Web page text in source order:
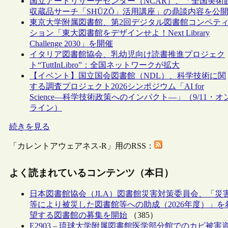
収蔵品サーチ「SHŪZŌ」活用講座」の鼎談内容を公開
東京大学附属図書館、第2回デジタル図書館コンペティ
ション「東大図書館をデザインせよ！Next Library
Challenge 2030」を開催
イタリア図書館協会、乳幼児向け読書推進プロジェク
ト“TuttInLibro”：全国ネットワークが拡大
【イベント】国立国会図書館（NDL）、科学技術に関
する調査プロジェクト2026シンポジウム「AI for
Science―科学技術政策へのインパクト―」（9/11・オ
ライン）
続きを見る
「カレントアウェアネス-R」用のRSS：
よく読まれているコンテンツ（本日）
日本図書館協会（JLA）図書館災害対策委員会、「災
等により被災した図書館等への助成（2026年度）」を
望する図書館の募集を開始 （385）
E2903 – 琉球大学附属図書館医学部分館でのカビ被害